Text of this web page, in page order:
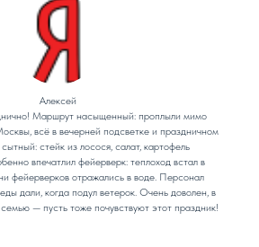
Алексей
Маршрут насыщенный: проплыли мимо
всё в вечерней подсветке и праздничном
стейк из лосося, салат, картофель
впечатлил фейерверк: теплоход встал в
фейерверков отражались в воде. Персонал
дали, когда подул ветерок. Очень доволен, в
— пусть тоже почувствуют этот праздник!